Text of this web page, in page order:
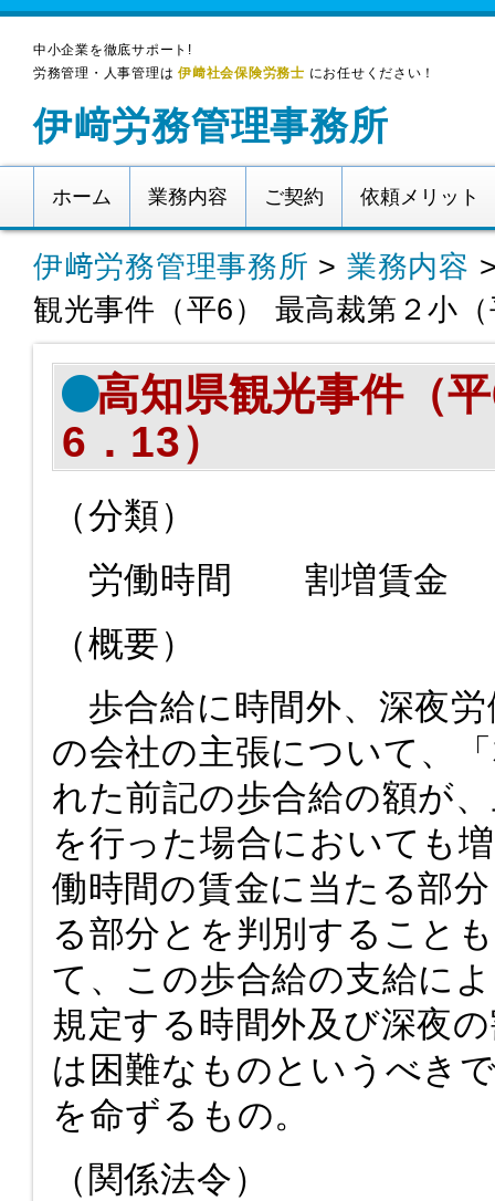
中小企業を徹底サポート!
労務管理・人事管理は伊﨑社会保険労務士 にお任せください！
伊﨑労務管理事務所
ホーム 業務内容 ご契約 依頼メリット
伊﨑労務管理事務所 > 業務内容
観光事件（平6） 最高裁第２小
高知県観光事件（
6．13）
（分類）
労働時間 割増賃金
（概要）
歩合給に時間外、深夜
の会社の主張について、
れた前記の歩合給の額が
を行った場合においても
働時間の賃金に当たる部
る部分とを判別すること
て、この歩合給の支給に
規定する時間外及び深夜
は困難なものというべき
を命ずるもの。
（関係法令）